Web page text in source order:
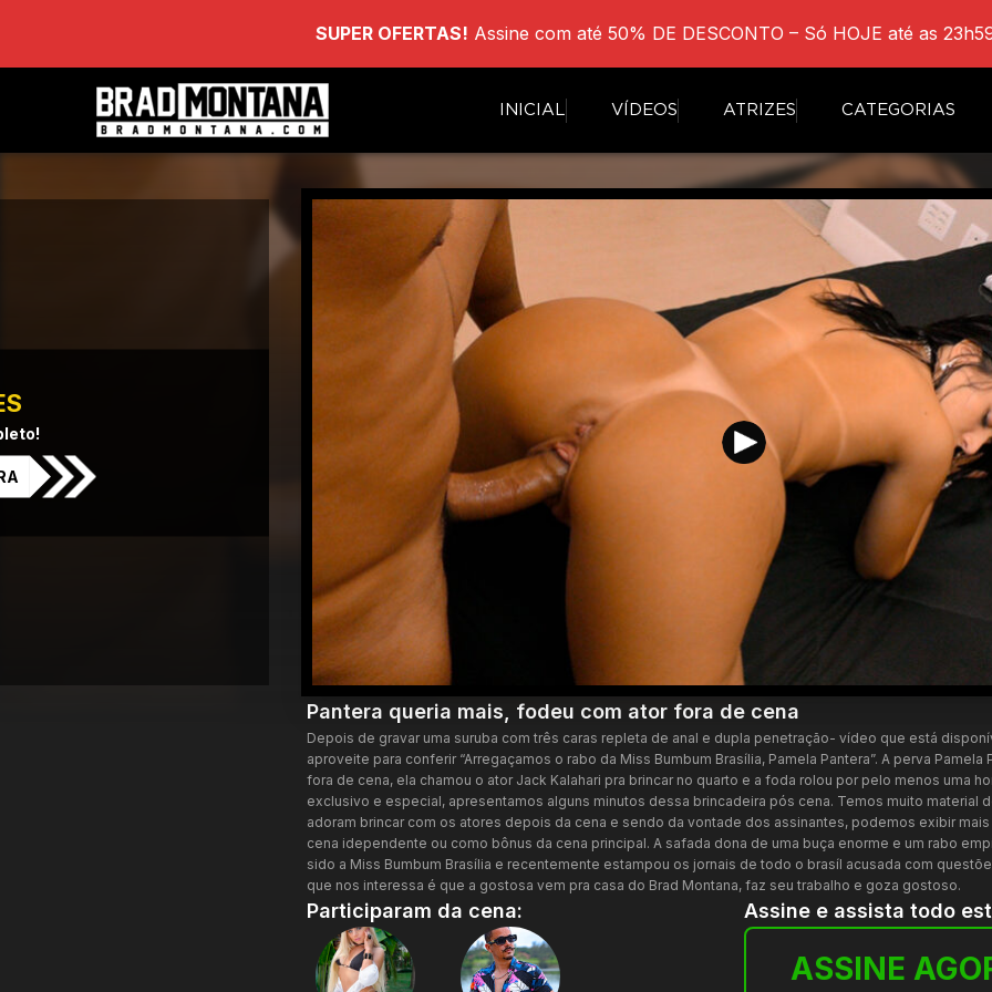
SUPER OFERTAS! Assine com até 50% DE DESCONTO – Só HOJE até as
INICIAL VÍDEOS ATRIZES CATEGORIAS
Pantera queria mais, fodeu com ator fora de cena
Depois de gravar uma suruba com três caras repleta de anal e dupla penetração- vídeo que está
aproveite para conferir “Arregaçamos o rabo da Miss Bumbum Brasília, Pamela Pantera”. A perva
fora de cena, ela chamou o ator Jack Kalahari pra brincar no quarto e a foda rolou por pelo menos uma
exclusivo e especial, apresentamos alguns minutos dessa brincadeira pós cena. Temos muito material
adoram brincar com os atores depois da cena e sendo da vontade dos assinantes, podemos exibir
cena idependente ou como bônus da cena principal. A safada dona de uma buça enorme e um rabo
sido a Miss Bumbum Brasília e recentemente estampou os jornais de todo o brasíl acusada com
que nos interessa é que a gostosa vem pra casa do Brad Montana, faz seu trabalho e goza gostoso.
Participaram da cena: Assine e assista todo
ASSINE